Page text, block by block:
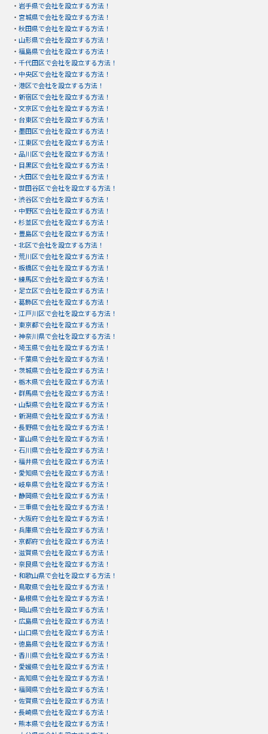
・ 岩手県で会社を設立する方法！
・ 宮城県で会社を設立する方法！
・ 秋田県で会社を設立する方法！
・ 山形県で会社を設立する方法！
・ 福島県で会社を設立する方法！
・ 千代田区で会社を設立する方法！
・ 中央区で会社を設立する方法！
・ 港区で会社を設立する方法！
・ 新宿区で会社を設立する方法！
・ 文京区で会社を設立する方法！
・ 台東区で会社を設立する方法！
・ 墨田区で会社を設立する方法！
・ 江東区で会社を設立する方法！
・ 品川区で会社を設立する方法！
・ 目黒区で会社を設立する方法！
・ 大田区で会社を設立する方法！
・ 世田谷区で会社を設立する方法！
・ 渋谷区で会社を設立する方法！
・ 中野区で会社を設立する方法！
・ 杉並区で会社を設立する方法！
・ 豊島区で会社を設立する方法！
・ 北区で会社を設立する方法！
・ 荒川区で会社を設立する方法！
・ 板橋区で会社を設立する方法！
・ 練馬区で会社を設立する方法！
・ 足立区で会社を設立する方法！
・ 葛飾区で会社を設立する方法！
・ 江戸川区で会社を設立する方法！
・ 東京都で会社を設立する方法！
・ 神奈川県で会社を設立する方法！
・ 埼玉県で会社を設立する方法！
・ 千葉県で会社を設立する方法！
・ 茨城県で会社を設立する方法！
・ 栃木県で会社を設立する方法！
・ 群馬県で会社を設立する方法！
・ 山梨県で会社を設立する方法！
・ 新潟県で会社を設立する方法！
・ 長野県で会社を設立する方法！
・ 富山県で会社を設立する方法！
・ 石川県で会社を設立する方法！
・ 福井県で会社を設立する方法！
・ 愛知県で会社を設立する方法！
・ 岐阜県で会社を設立する方法！
・ 静岡県で会社を設立する方法！
・ 三重県で会社を設立する方法！
・ 大阪府で会社を設立する方法！
・ 兵庫県で会社を設立する方法！
・ 京都府で会社を設立する方法！
・ 滋賀県で会社を設立する方法！
・ 奈良県で会社を設立する方法！
・ 和歌山県で会社を設立する方法！
・ 鳥取県で会社を設立する方法！
・ 島根県で会社を設立する方法！
・ 岡山県で会社を設立する方法！
・ 広島県で会社を設立する方法！
・ 山口県で会社を設立する方法！
・ 徳島県で会社を設立する方法！
・ 香川県で会社を設立する方法！
・ 愛媛県で会社を設立する方法！
・ 高知県で会社を設立する方法！
・ 福岡県で会社を設立する方法！
・ 佐賀県で会社を設立する方法！
・ 長崎県で会社を設立する方法！
・ 熊本県で会社を設立する方法！